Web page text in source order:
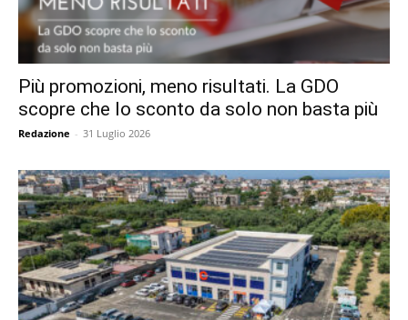
Più promozioni, meno risultati. La GDO
scopre che lo sconto da solo non basta più
Redazione - 31 Luglio 2026